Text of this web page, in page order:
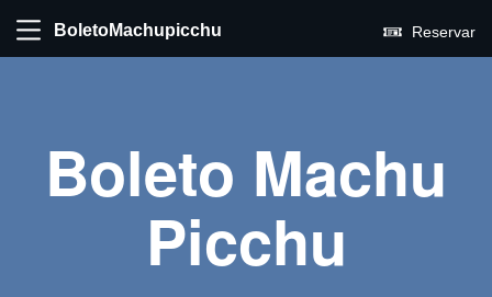
BoletoMachupicchu Reservar
Boleto Machu
Picchu